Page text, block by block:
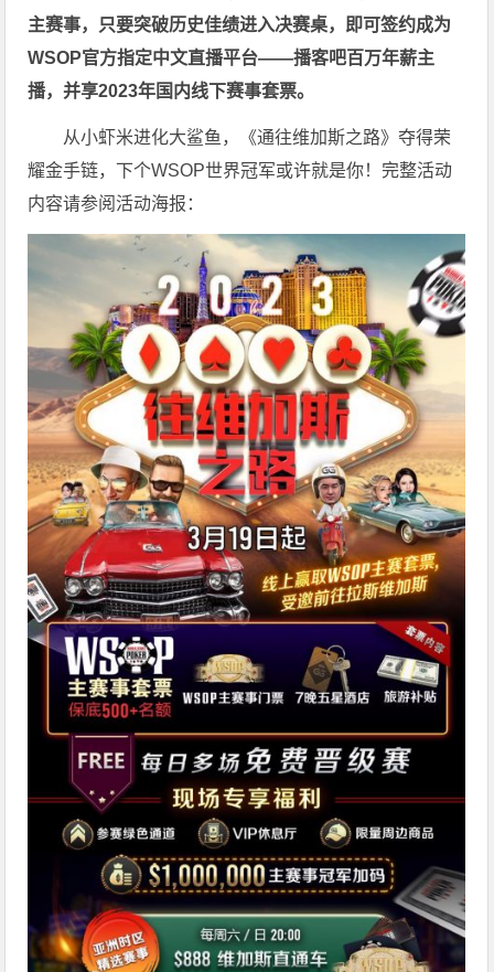
主赛事，只要突破历史佳绩进入决赛桌，即可签约成为
WSOP官方指定中文直播平台——播客吧百万年薪主
播，并享2023年国内线下赛事套票。
从小虾米进化大鲨鱼，《通往维加斯之路》夺得荣
耀金手链，下个WSOP世界冠军或许就是你！完整活动
内容请参阅活动海报：